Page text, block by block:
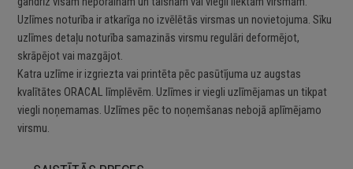
Uzlīmes noturība ir atkarīga no izvēlētās virsmas un novietojuma. Sīku
uzlīmes detaļu noturība samazinās virsmu regulāri deformējot,
skrāpējot vai mazgājot.
Katra uzlīme ir izgriezta vai printēta pēc pasūtījuma uz augstas
kvalītātes ORACAL līmplēvēm. Uzlīmes ir viegli uzlīmējamas un tikpat
viegli noņemamas. Uzlīmes pēc to noņemšanas nebojā aplīmējamo
virsmu.